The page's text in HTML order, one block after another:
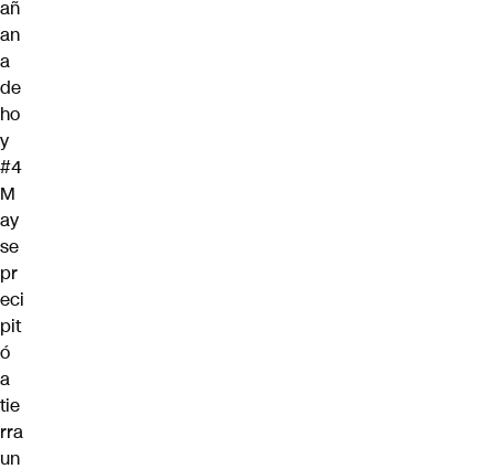
añ
an
a
de
ho
y
#4
M
ay
se
pr
eci
pit
ó
a
tie
rra
un